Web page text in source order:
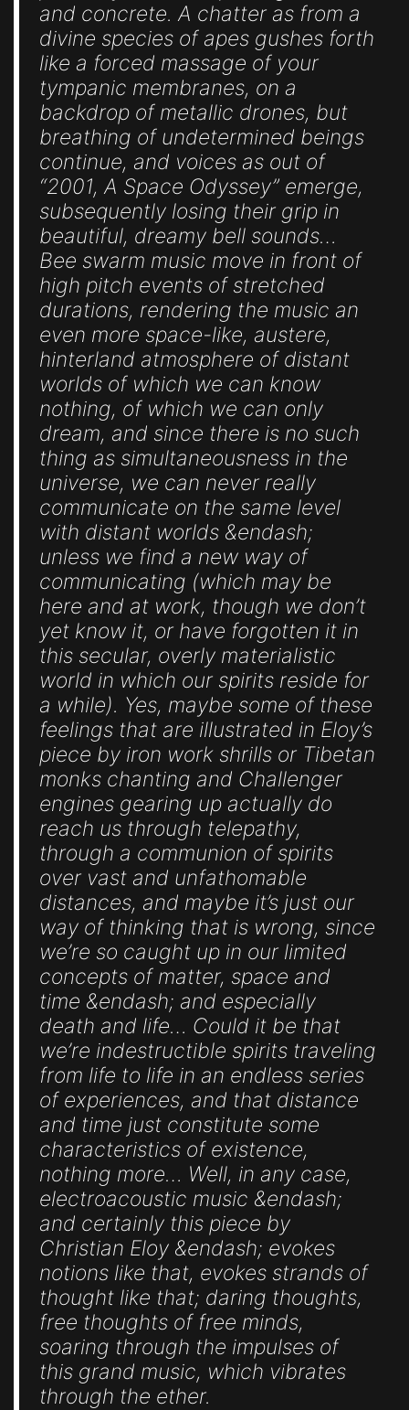
and concrete. A chatter as from a
divine species of apes gushes forth
like a forced massage of your
tympanic membranes, on a
backdrop of metallic drones, but
breathing of undetermined beings
continue, and voices as out of
“2001, A Space Odyssey” emerge,
subsequently losing their grip in
beautiful, dreamy bell sounds…
Bee swarm music move in front of
high pitch events of stretched
durations, rendering the music an
even more space-like, austere,
hinterland atmosphere of distant
worlds of which we can know
nothing, of which we can only
dream, and since there is no such
thing as simultaneousness in the
universe, we can never really
communicate on the same level
with distant worlds &endash;
unless we find a new way of
communicating (which may be
here and at work, though we don’t
yet know it, or have forgotten it in
this secular, overly materialistic
world in which our spirits reside for
a while). Yes, maybe some of these
feelings that are illustrated in Eloy’s
piece by iron work shrills or Tibetan
monks chanting and Challenger
engines gearing up actually do
reach us through telepathy,
through a communion of spirits
over vast and unfathomable
distances, and maybe it’s just our
way of thinking that is wrong, since
we’re so caught up in our limited
concepts of matter, space and
time &endash; and especially
death and life… Could it be that
we’re indestructible spirits traveling
from life to life in an endless series
of experiences, and that distance
and time just constitute some
characteristics of existence,
nothing more… Well, in any case,
electroacoustic music &endash;
and certainly this piece by
Christian Eloy &endash; evokes
notions like that, evokes strands of
thought like that; daring thoughts,
free thoughts of free minds,
soaring through the impulses of
this grand music, which vibrates
through the ether.